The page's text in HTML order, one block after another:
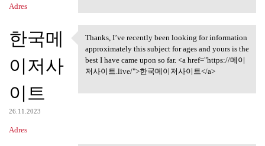
Adres
한국메
이저사
이트
26.11.2023
Adres
Thanks, I’ve recently been
Thanks, I’ve recently been looking for information
approximately this subject for ages and yours is the
best I have came upon so far. <a href="https://메이
저사이트.live/">한국메이저사이트</a>